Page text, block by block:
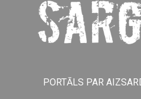
PORTĀLS PAR